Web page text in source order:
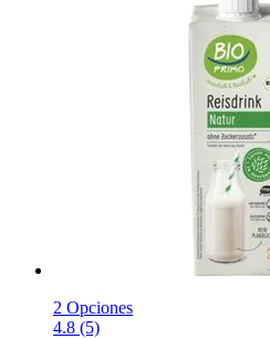
2 Opciones
4.8 (5)